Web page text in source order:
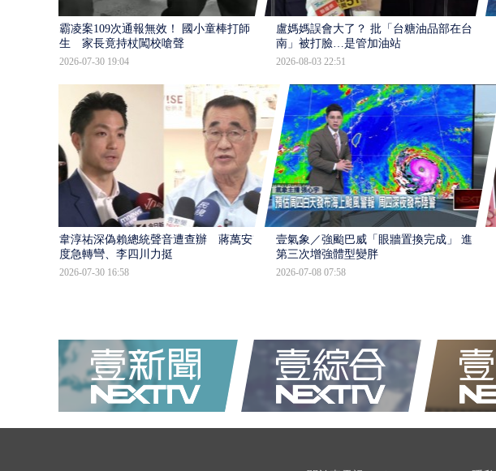
霸凌案109次通報無效！ 國小童棒打師
生 家長竟持杖闖校嗆聲
2026-07-30 19:04
盧媽媽誤會大了？ 批「台糖油品部在台
南」被打臉…是管加油站
2026-08-03 22:51
韋淳祐深偽賴總統聲音遭查辦 蔣萬安態
度急轉彎、李四川力挺
2026-07-30 16:58
壹氣象／強颱巴威「眼牆置換完成」 進入
第三次增強體型變胖
2026-07-08 07:58